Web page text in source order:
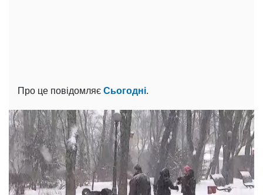
Про це повідомляє Сьогодні.